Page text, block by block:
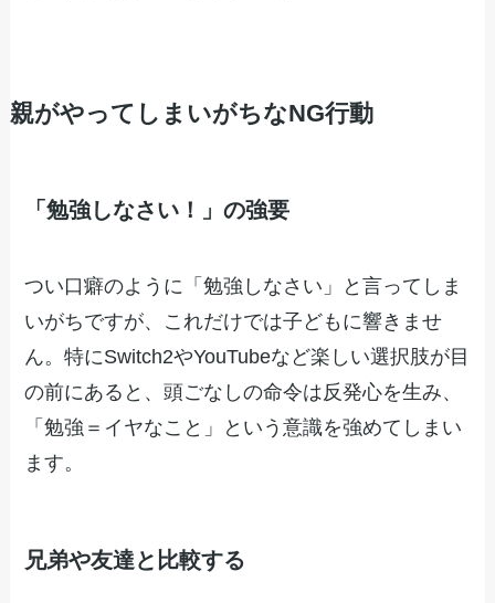
親がやってしまいがちなNG行動
「勉強しなさい！」の強要
つい口癖のように「勉強しなさい」と言ってしま
いがちですが、これだけでは子どもに響きませ
ん。特にSwitch2やYouTubeなど楽しい選択肢が目
の前にあると、頭ごなしの命令は反発心を生み、
「勉強＝イヤなこと」という意識を強めてしまい
ます。
兄弟や友達と比較する